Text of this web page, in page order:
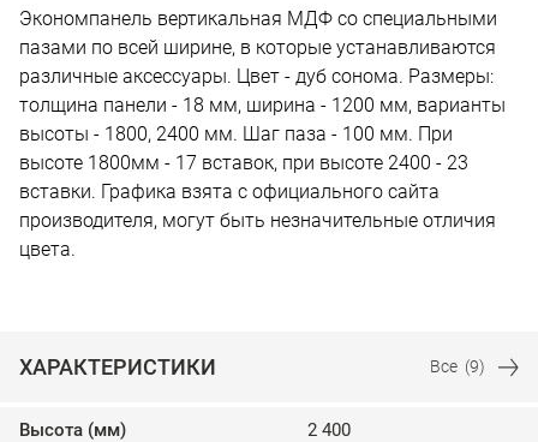
Экономпанель вертикальная МДФ со специальными
пазами по всей ширине, в которые устанавливаются
различные аксессуары. Цвет - дуб сонома. Размеры:
толщина панели - 18 мм, ширина - 1200 мм, варианты
высоты - 1800, 2400 мм. Шаг паза - 100 мм. При
высоте 1800мм - 17 вставок, при высоте 2400 - 23
вставки. Графика взята с официального сайта
производителя, могут быть незначительные отличия
цвета.
ХАРАКТЕРИСТИКИ Все (9)
Высота (мм) 2 400